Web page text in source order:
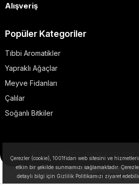
Alışveriş
Popüler Kategoriler
Tıbbi Aromatikler
Yapraklı Ağaçlar
Meyve Fidanları
Çalılar
Soğanlı Bitkiler
© 2025 1001fidan - dogapeyzaj.com.
Çerezler (cookie), 1001fidan web sitesini ve
etkin bir şekilde sunmamızı sağlamaktadır.
detaylı bilgi için Gizlilik Politikamızı ziyaret